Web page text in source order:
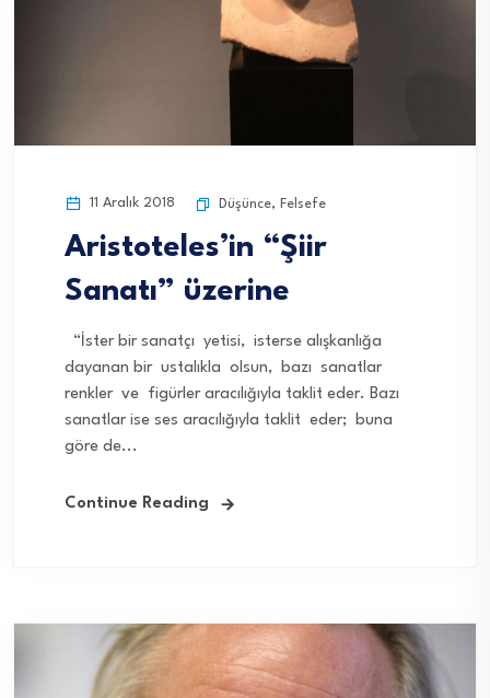
11 Aralık 2018 Düşünce, Felsefe
Aristoteles’in “Şiir
Sanatı” üzerine
“İster bir sanatçı yetisi, isterse alışkanlığa
dayanan bir ustalıkla olsun, bazı sanatlar
renkler ve figürler aracılığıyla taklit eder. Bazı
sanatlar ise ses aracılığıyla taklit eder; buna
göre de...
Continue Reading